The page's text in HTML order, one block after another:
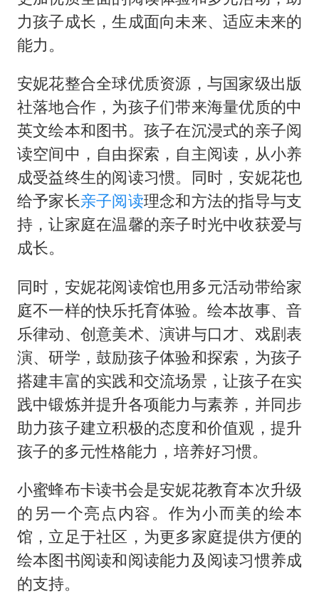
力孩子成长，生成面向未来、适应未来的
能力。
安妮花整合全球优质资源，与国家级出版
社落地合作，为孩子们带来海量优质的中
英文绘本和图书。孩子在沉浸式的亲子阅
读空间中，自由探索，自主阅读，从小养
成受益终生的阅读习惯。同时，安妮花也
给予家长亲子阅读理念和方法的指导与支
持，让家庭在温馨的亲子时光中收获爱与
成长。
同时，安妮花阅读馆也用多元活动带给家
庭不一样的快乐托育体验。绘本故事、音
乐律动、创意美术、演讲与口才、戏剧表
演、研学，鼓励孩子体验和探索，为孩子
搭建丰富的实践和交流场景，让孩子在实
践中锻炼并提升各项能力与素养，并同步
助力孩子建立积极的态度和价值观，提升
孩子的多元性格能力，培养好习惯。
小蜜蜂布卡读书会是安妮花教育本次升级
的另一个亮点内容。作为小而美的绘本
馆，立足于社区，为更多家庭提供方便的
绘本图书阅读和阅读能力及阅读习惯养成
的支持。